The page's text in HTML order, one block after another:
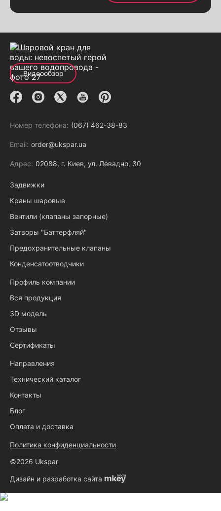
Видеообзор
Номер телефона: (067) 462-38-83
Email: order@ukspar.ua
Адрес: 02088, г. Киев, ул. Левадно, 30
Задвижки
Краны шаровые
Вентили (клапаны запорные)
Затворы "Баттерфляй"
Предохранительные клапаны
Конденсатоотводчики
Профиль компании
Вся продукция
3D модель
Отзывы
Сертификаты
Направления
Технический каталог
Контакты
Блог
Оплата и доставка
Политика конфиденциальности
©2026 Ukspar
Дизайн и разработка сайта